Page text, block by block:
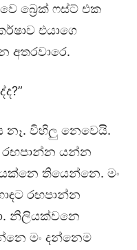
බ්‍රෙක් ෆස්ට් එක
එයාගෙ
අතරවාරෙ.
නෑ. විහිලු නෙවෙයි.
රඟපාන්න යන්න
තියෙන්නෙ. මං
රඟපාන්න
නිලියක්වනෙ
මං දන්නෙම